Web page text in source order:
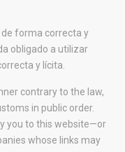
de forma correcta y
obligado a utilizar
y lícita.
contrary to the law,
in public order.
you to this website—or
whose links may